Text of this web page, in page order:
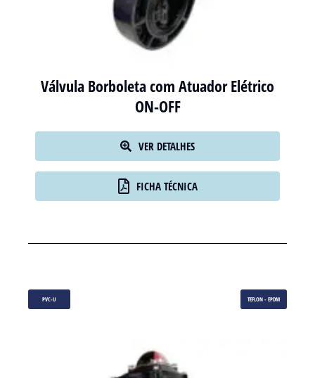
Válvula Borboleta com Atuador Elétrico
ON-OFF
VER DETALHES
FICHA TÉCNICA
PVC-U TEFLON - EPDM